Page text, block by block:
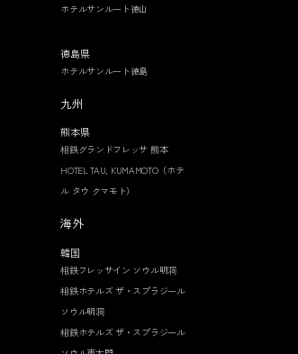
ホテルサンルート徳山
徳島県
ホテルサンルート徳島
九州
熊本県
相鉄グランドフレッサ 熊本
HOTEL TAU, KUMAMOTO（ホテ
ル タウ クマモト）
海外
韓国
相鉄フレッサイン ソウル明洞
相鉄ホテルズ ザ・スプラジール
ソウル明洞
相鉄ホテルズ ザ・スプラジール